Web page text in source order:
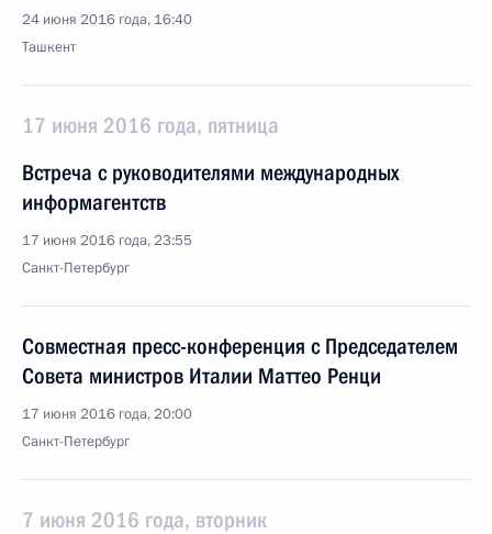
24 июня 2016 года, 16:40
Ташкент
17 июня 2016 года, пятница
Встреча с руководителями международных
информагентств
17 июня 2016 года, 23:55
Санкт-Петербург
Совместная пресс-конференция с Председателем
Совета министров Италии Маттео Ренци
17 июня 2016 года, 20:00
Санкт-Петербург
7 июня 2016 года, вторник